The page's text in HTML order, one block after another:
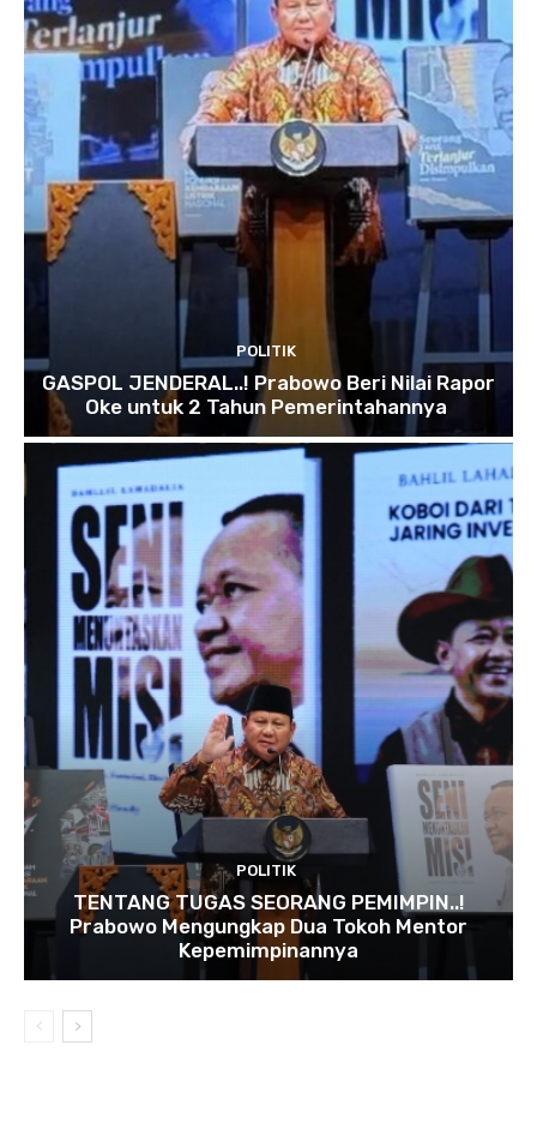
POLITIK
GASPOL JENDERAL..! Prabowo Beri Nilai Rapor
Oke untuk 2 Tahun Pemerintahannya
POLITIK
TENTANG TUGAS SEORANG PEMIMPIN..!
Prabowo Mengungkap Dua Tokoh Mentor
Kepemimpinannya